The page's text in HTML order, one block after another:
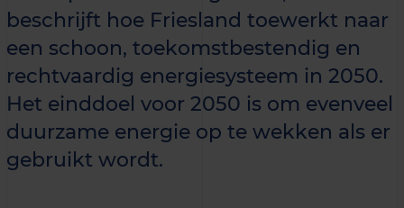
beschrijft hoe Friesland toewerkt naar
een schoon, toekomstbestendig en
rechtvaardig energiesysteem in 2050.
Het einddoel voor 2050 is om evenveel
duurzame energie op te wekken als er
gebruikt wordt.